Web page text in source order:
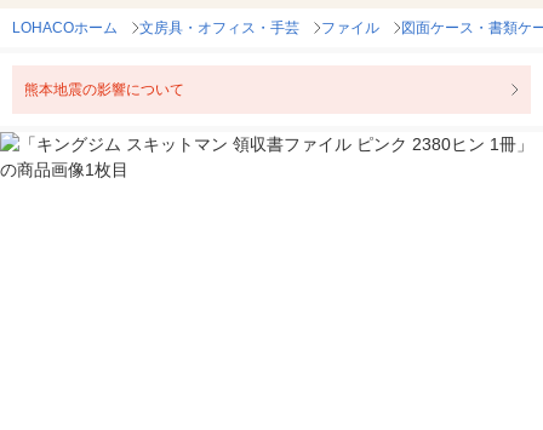
LOHACOホーム 文房具・オフィス・手芸 ファイル 図面ケース・書類ケ
熊本地震の影響について